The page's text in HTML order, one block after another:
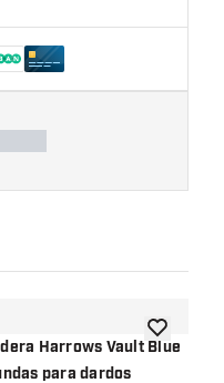
de deseos
Harrows Vault Blue
para dardos
añadir a la